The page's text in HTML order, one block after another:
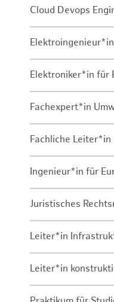
Cloud Devops
Elektroniker*in für
Fachexpert*in
Fachliche
Ingenieur*in für
Juristisches
Leiter*in
Leiter*in